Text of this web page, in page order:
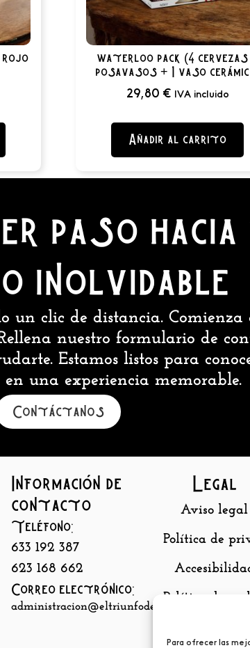
Para ofrecer las
rojo
waterloo pack (4 cervezas
posavasos + 1 vaso
29,80 € IVA incluido
Añadir al carrito
paso
inolvidable
un clic de distancia. Comienza
nuestro formulario de
Estamos listos para
una experiencia memorable.
Contáctanos
Información de
contacto
Teléfono:
633 192 387
623 168 662
Correo electrónico:
administracion@eltriunfodebaco.com
Legal
Aviso legal
Política de
Política de